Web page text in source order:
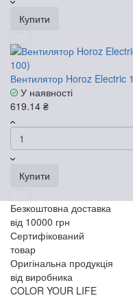
Купити
Вентилятор Horoz
У наявності
619.14 ₴
Купити
Безкоштовна доставка
від 10000 грн
Сертифікований
товар
Оригінальна продукція
від виробника
COLOR YOUR LIFE